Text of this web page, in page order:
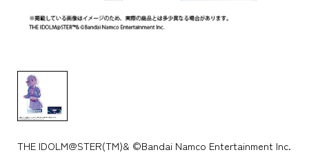
THE IDOLM@STER(TM)& ©Bandai Namco Entertainment Inc.